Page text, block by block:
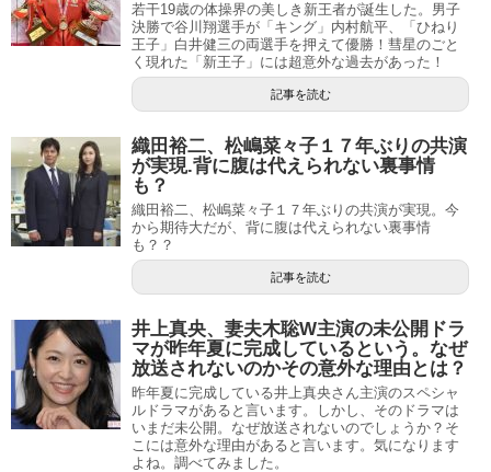
若干19歳の体操界の美しき新王者が誕生した。男子
決勝で谷川翔選手が「キング」内村航平、「ひねり
王子」白井健三の両選手を押えて優勝！彗星のごと
く現れた「新王子」には超意外な過去があった！
記事を読む
織田裕二、松嶋菜々子１７年ぶりの共演
が実現.背に腹は代えられない裏事情
も？
織田裕二、松嶋菜々子１７年ぶりの共演が実現。今
から期待大だが、背に腹は代えられない裏事情
も？？
記事を読む
井上真央、妻夫木聡W主演の未公開ドラ
マが昨年夏に完成しているという。なぜ
放送されないのかその意外な理由とは？
昨年夏に完成している井上真央さん主演のスペシャ
ルドラマがあると言います。しかし、そのドラマは
いまだ未公開。なぜ放送されないのでしょうか？そ
こには意外な理由があると言います。気になります
よね。調べてみました。